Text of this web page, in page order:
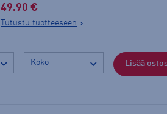
49.90 €
Tutustu tuotteeseen
Lisää